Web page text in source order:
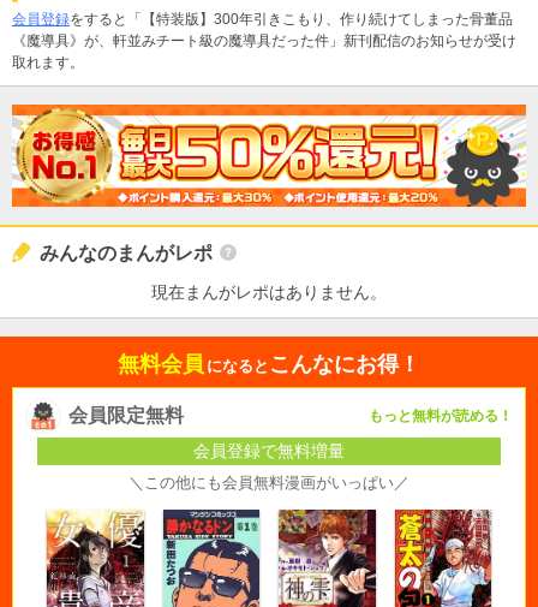
会員登録をすると「【特装版】300年引きこもり、作り続けてしまった骨董品
《魔導具》が、軒並みチート級の魔導具だった件」新刊配信のお知らせが受け
取れます。
みんなのまんがレポ
現在まんがレポはありません。
無料会員 になると こんなにお得！
会員限定無料 もっと無料が読める！
会員登録で無料増量
＼この他にも会員無料漫画がいっぱい／